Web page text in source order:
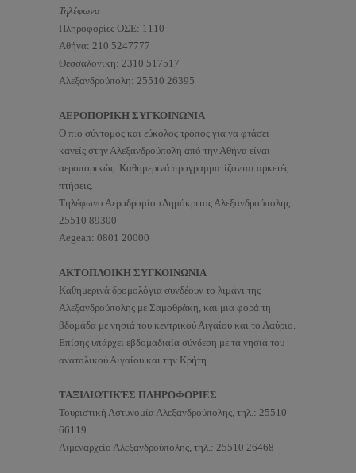
Τηλέφωνα
Πληροφορίες ΟΣΕ: 1110
Αθήνα: 210 5247777
Θεσσαλονίκη: 2310 517517
Αλεξανδρούπολη: 25510 26395
ΑΕΡΟΠΟΡΙΚΗ ΣΥΓΚΟΙΝΩΝΙΑ
Ο πιο σύντομος και εύκολος τρόπος για να φτάσει
κανείς στην Αλεξανδρούπολη από την Αθήνα είναι
αεροπορικώς. Καθημερινά προγραμματίζονται αρκετές
πτήσεις.
Τηλέφωνο Αεροδρομίου Δημόκριτος Αλεξανδρούπολης:
25510 89300
Aegean: 0801 20000
ΑΚΤΟΠΛΟΙΚΗ ΣΥΓΚΟΙΝΩΝΙΑ
Καθημερινά δρομολόγια συνδέουν το λιμάνι της
Αλεξανδρούπολης με Σαμοθράκη, και μια φορά τη
βδομάδα με νησιά του κεντρικού Αιγαίου και το Λαύριο.
Επίσης υπάρχει εβδομαδιαία σύνδεση με τα νησιά του
ανατολικού Αιγαίου και την Κρήτη.
ΤΑΞΙΔΙΩΤΙΚΈΣ ΠΛΗΡΟΦΟΡΙΕΣ
Τουριστική Αστυνομία Αλεξανδρούπολης, τηλ.: 25510
66119
Λιμεναρχείο Αλεξανδρούπολης, τηλ.: 25510 26468